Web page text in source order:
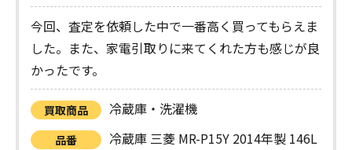
今回、査定を依頼した中で一番高く買ってもらえま
した。また、家電引取りに来てくれた方も感じが良
かったです。
買取商品 冷蔵庫・洗濯機
品番
冷蔵庫 三菱 MR-P15Y 2014年製 146L